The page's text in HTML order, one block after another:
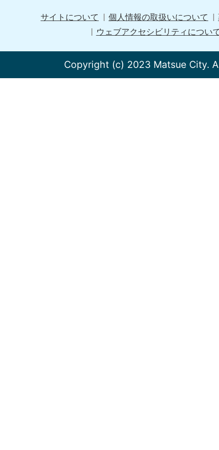
サイトについて 個人情報の取扱いについて
ウェブアクセシビリティについ
Copyright (c) 2023 Matsue City.